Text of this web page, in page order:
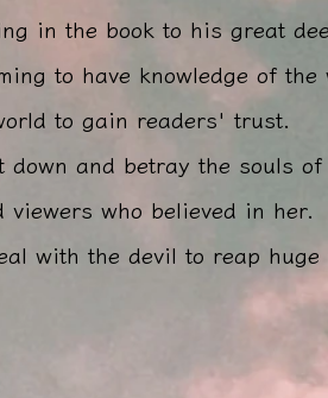
in the book to his great
to have knowledge of
to gain readers' trust.
down and betray the souls
viewers who believed in her.
with the devil to reap huge